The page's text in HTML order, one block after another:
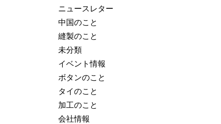
ニュースレター
中国のこと
縫製のこと
未分類
イベント情報
ボタンのこと
タイのこと
加工のこと
会社情報